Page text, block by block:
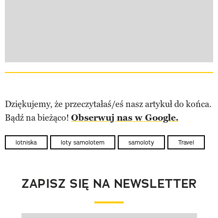
Dziękujemy, że przeczytałaś/eś nasz artykuł do końca.
Bądź na bieżąco! Obserwuj nas w Google.
lotniska loty samolotem samoloty Travel
ZAPISZ SIĘ NA NEWSLETTER